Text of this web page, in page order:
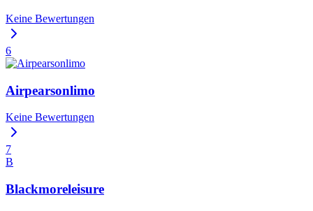
Keine Bewertungen
6
Airpearsonlimo
Keine Bewertungen
7
B
Blackmoreleisure